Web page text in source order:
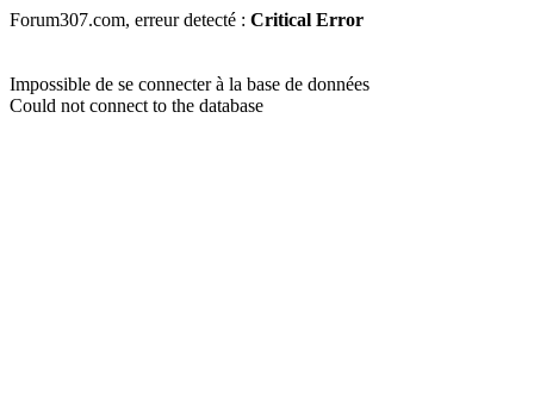
Forum307.com, erreur detecté : Critical Error
Impossible de se connecter à la base de données
Could not connect to the database